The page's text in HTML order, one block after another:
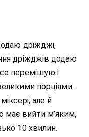
дріжджі,
дріжджів додаю
перемішую і
порціями.
але й
має вийти м’яким,
10 хвилин.